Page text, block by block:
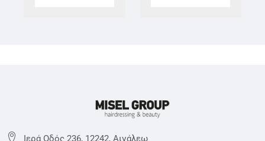
Ιερά Οδός 236, 12242, Αιγάλεω